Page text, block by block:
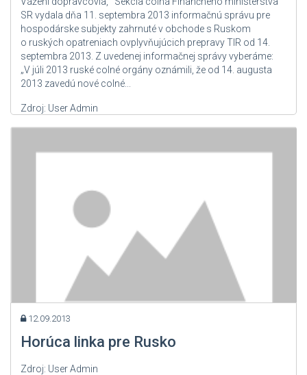
SR vydala dňa 11. septembra 2013 informačnú správu pre
hospodárske subjekty zahrnuté v obchode s Ruskom
o ruských opatreniach ovplyvňujúcich prepravy TIR od 14.
septembra 2013. Z uvedenej informačnej správy vyberáme:
„V júli 2013 ruské colné orgány oznámili, že od 14. augusta
2013 zavedú nové colné...
Zdroj: User Admin
12.09.2013
Horúca linka pre Rusko
Zdroj: User Admin